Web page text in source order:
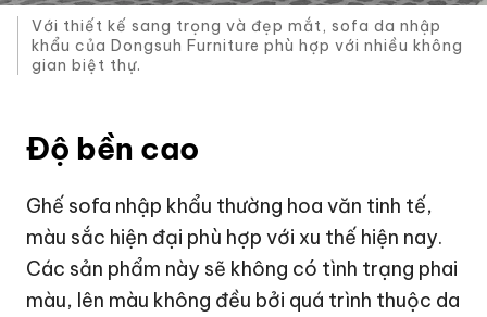
Với thiết kế sang trọng và đẹp mắt, sofa da nhập
khẩu của Dongsuh Furniture phù hợp với nhiều không
gian biệt thự.
Độ bền cao
Ghế sofa nhập khẩu thường hoa văn tinh tế,
màu sắc hiện đại phù hợp với xu thế hiện nay.
Các sản phẩm này sẽ không có tình trạng phai
màu, lên màu không đều bởi quá trình thuộc da